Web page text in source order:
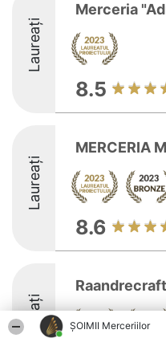
ȘOIMII Merceriilor
Laureați
Merceria
8.5
Laureați
MERCERIA
8.6
Laureați